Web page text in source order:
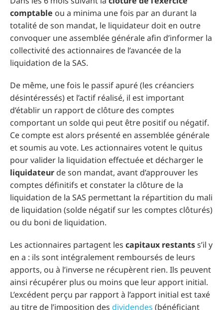
comptable ou a minima une fois par an durant la
totalité de son mandat, le liquidateur doit en outre
convoquer une assemblée générale afin d’informer la
collectivité des actionnaires de l’avancée de la
liquidation de la SAS.
De même, une fois le passif apuré (les créanciers
désintéressés) et l’actif réalisé, il est important
d’établir un rapport de clôture des comptes
comportant un solde qui peut être positif ou négatif.
Ce compte est alors présenté en assemblée générale
et soumis au vote. Les actionnaires votent le quitus
pour valider la liquidation effectuée et décharger le
liquidateur de son mandat, avant d’approuver les
comptes définitifs et constater la clôture de la
liquidation de la SAS permettant la répartition du mali
de liquidation (solde négatif sur les comptes clôturés)
ou du boni de liquidation.
Les actionnaires partagent les capitaux restantss’il y
en a : ils sont intégralement remboursés de leurs
apports, ou à l’inverse ne récupèrent rien. Ils peuvent
ainsi récupérer plus ou moins que leur apport initial.
L’excédent perçu par rapport à l’apport initial est taxé
au titre de l’imposition des dividendes (bénéficiant